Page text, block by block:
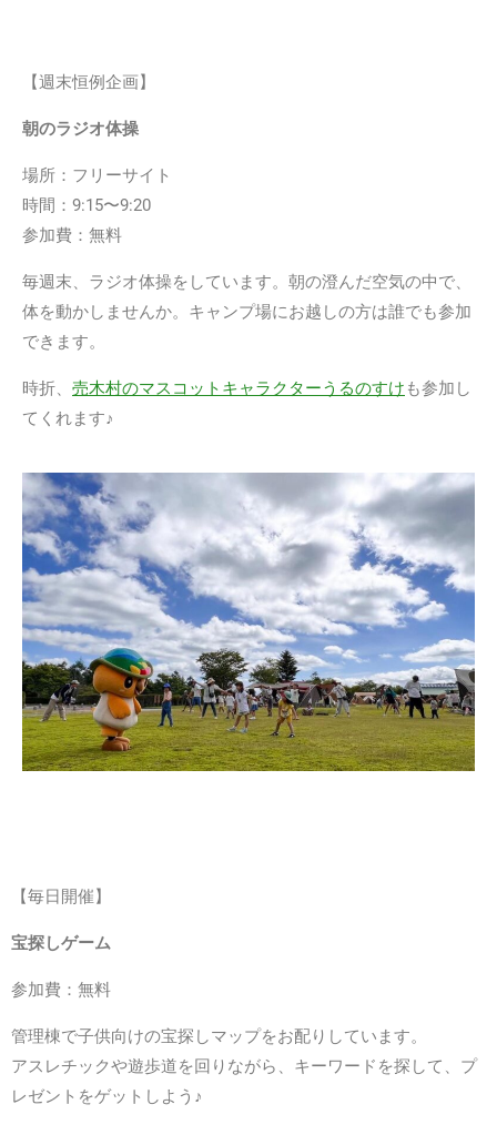
【週末恒例企画】
朝のラジオ体操
場所：フリーサイト
時間：9:15〜9:20
参加費：無料
毎週末、ラジオ体操をしています。朝の澄んだ空気の中で、
体を動かしませんか。キャンプ場にお越しの方は誰でも参加
できます。
時折、 売木村のマスコットキャラクターうるのすけ も参加し
てくれます♪
【毎日開催 】
宝探しゲーム
参加費：無料
管理棟で子供向けの宝探しマップをお配りしています。
アスレチックや遊歩道を回りながら、キーワードを探して、プ
レゼントをゲットしよう♪